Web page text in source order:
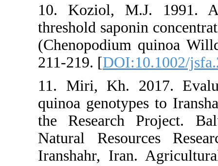
10. Koziol,
threshold
211-219. [
11. Miri,
quinoa
the
Natural
Iranshahr,